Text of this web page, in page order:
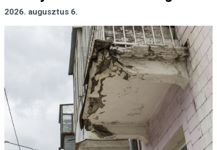
2026. augusztus 6.